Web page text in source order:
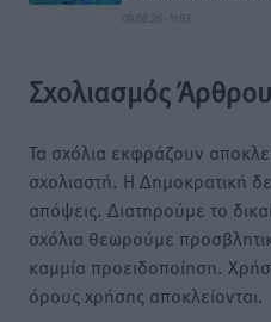
09.08.26 · 11:53
Σχολιασμός Άρθρου
Τα σχόλια εκφράζουν
σχολιαστή. Η Δημοκρατική
απόψεις. Διατηρούμε το
σχόλια θεωρούμε
καμμία προειδοποίηση.
όρους χρήσης αποκλείονται.